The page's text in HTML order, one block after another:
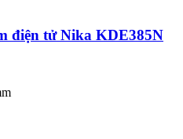
điện tử Nika KDE385N